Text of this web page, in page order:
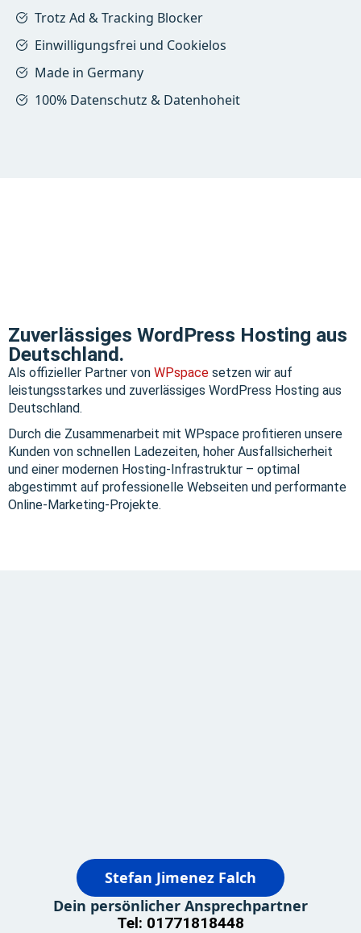
Trotz Ad & Tracking Blocker
Einwilligungsfrei und Cookielos
Made in Germany
100% Datenschutz & Datenhoheit
Zuverlässiges WordPress Hosting aus
Deutschland.
Als offizieller Partner von WPspace setzen wir auf
leistungsstarkes und zuverlässiges WordPress Hosting aus
Deutschland.
Durch die Zusammenarbeit mit WPspace profitieren unsere
Kunden von schnellen Ladezeiten, hoher Ausfallsicherheit
und einer modernen Hosting-Infrastruktur – optimal
abgestimmt auf professionelle Webseiten und performante
Online-Marketing-Projekte.
Stefan Jimenez Falch
Dein persönlicher Ansprechpartner
Tel: 01771818448